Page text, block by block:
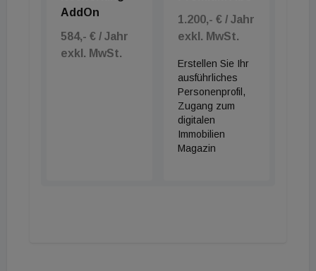
AddOn
584,- € / Jahr
exkl. MwSt.
1.200,- € / Jahr
exkl. MwSt.
Erstellen Sie Ihr
ausführliches
Personenprofil,
Zugang zum
digitalen
Immobilien
Magazin